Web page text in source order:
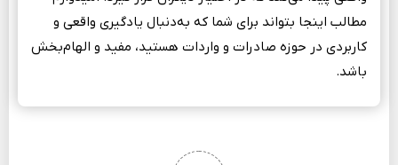
مطالب اینجا بتواند برای شما که به‌دنبال یادگیری واقعی و
کاربردی در حوزه صادرات و واردات هستید، مفید و الهام‌بخش
باشد.